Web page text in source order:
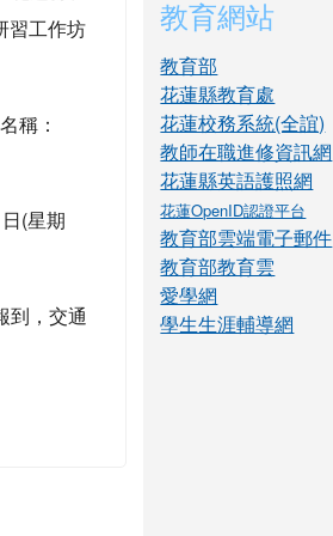
習工作坊
稱：
(星期
到，交通
教育網站
教育部
花蓮縣教育處
花蓮校務系統(全誼)
教師在職進修資訊網
花蓮縣英語護照網
花蓮OpenID認證平台
教育部雲端電子郵件
教育部教育雲
愛學網
學生生涯輔導網